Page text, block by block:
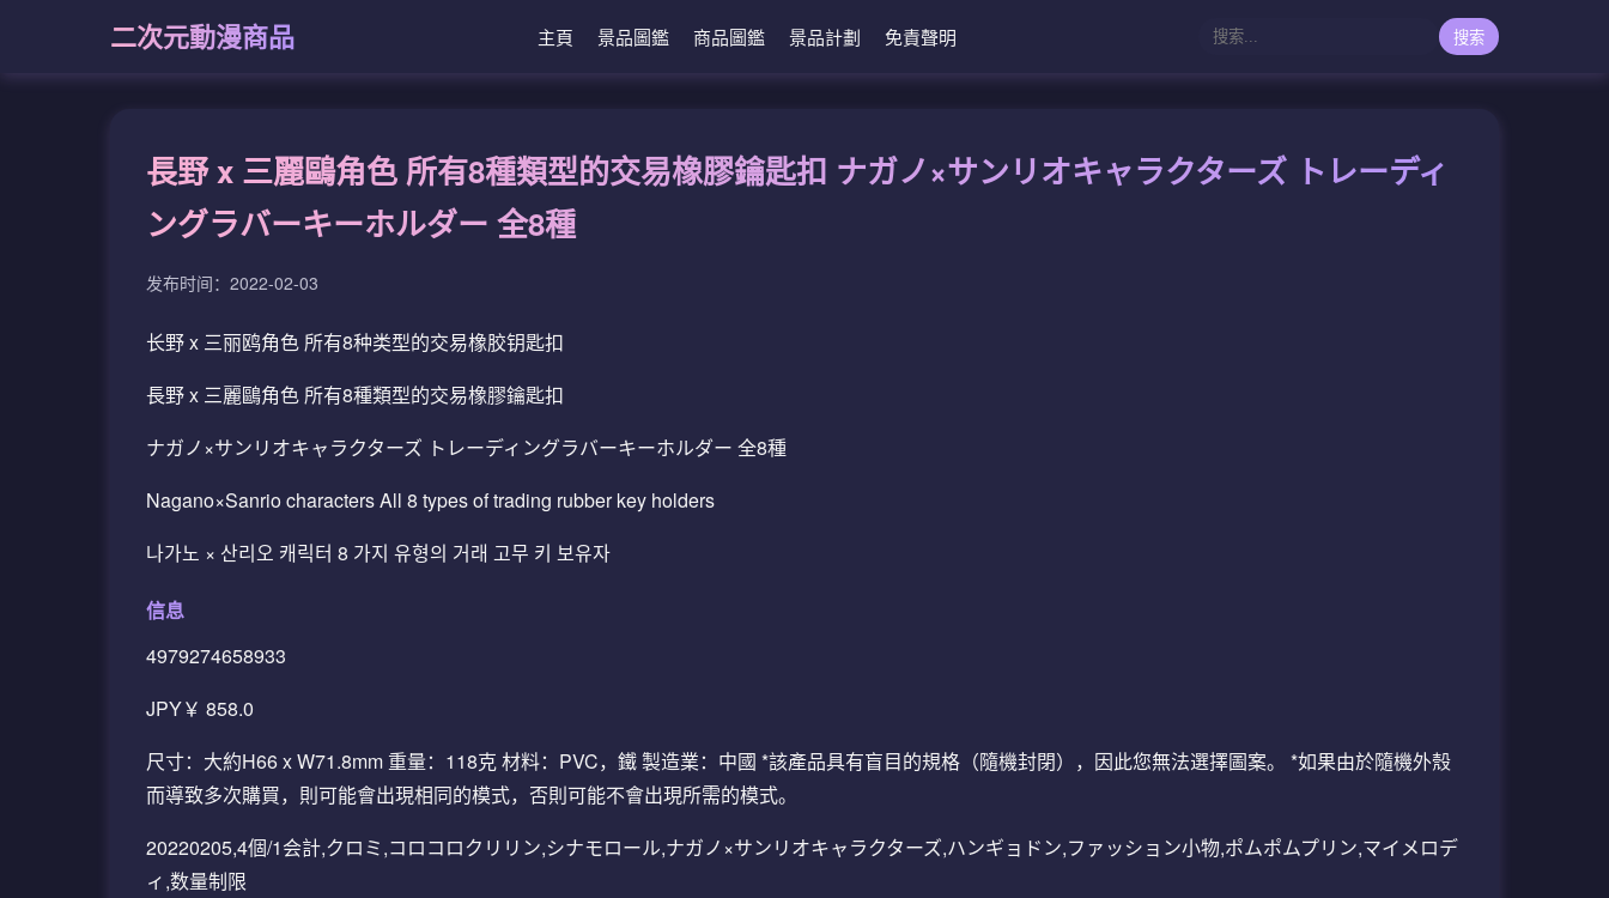
二次元動漫商品 主頁 景品圖鑑 商品圖鑑 景品計劃 免責聲明 搜索
長野 x 三麗鷗角色 所有8種類型的交易橡膠鑰匙扣 ナガノ×サンリオキャラクターズ トレーディ
ングラバーキーホルダー 全8種
发布时间：2022-02-03
长野 x 三丽鸥角色 所有8种类型的交易橡胶钥匙扣
長野 x 三麗鷗角色 所有8種類型的交易橡膠鑰匙扣
ナガノ×サンリオキャラクターズ トレーディングラバーキーホルダー 全8種
Nagano×Sanrio characters All 8 types of trading rubber key holders
나가노 × 산리오 캐릭터 8 가지 유형의 거래 고무 키 보유자
信息
4979274658933
JPY￥ 858.0
尺寸：大約H66 x W71.8mm 重量：118克 材料：PVC，鐵 製造業：中國 *該產品具有盲目的規格（隨機封閉），因此您無法選擇圖案。 *如果由於隨機外殼
而導致多次購買，則可能會出現相同的模式，否則可能不會出現所需的模式。
20220205,4個/1会計,クロミ,コロコロクリリン,シナモロール,ナガノ×サンリオキャラクターズ,ハンギョドン,ファッション小物,ポムポムプリン,マイメロデ
ィ,数量制限